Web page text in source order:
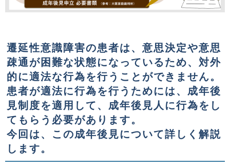
遷延性意識障害の患者は、意思決定や意思
疎通が困難な状態になっているため、対外
的に適法な行為を行うことができません。
患者が適法に行為を行うためには、成年後
見制度を適用して、成年後見人に行為をし
てもらう必要があります。
今回は、この成年後見について詳しく解説
します。